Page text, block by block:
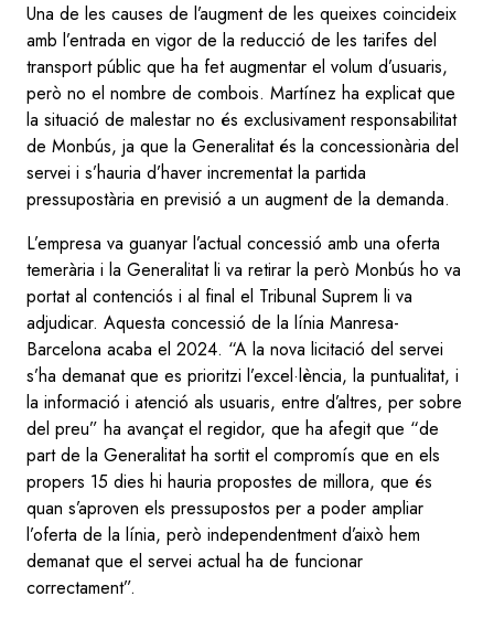
Una de les causes de l’augment de les queixes coincideix
amb l’entrada en vigor de la reducció de les tarifes del
transport públic que ha fet augmentar el volum d’usuaris,
però no el nombre de combois. Martínez ha explicat que
la situació de malestar no és exclusivament responsabilitat
de Monbús, ja que la Generalitat és la concessionària del
servei i s’hauria d’haver incrementat la partida
pressupostària en previsió a un augment de la demanda.
L’empresa va guanyar l’actual concessió amb una oferta
temerària i la Generalitat li va retirar la però Monbús ho va
portat al contenciós i al final el Tribunal Suprem li va
adjudicar. Aquesta concessió de la línia Manresa-
Barcelona acaba el 2024. “A la nova licitació del servei
s’ha demanat que es prioritzi l’excel·lència, la puntualitat, i
la informació i atenció als usuaris, entre d’altres, per sobre
del preu” ha avançat el regidor, que ha afegit que “de
part de la Generalitat ha sortit el compromís que en els
propers 15 dies hi hauria propostes de millora, que és
quan s’aproven els pressupostos per a poder ampliar
l’oferta de la línia, però independentment d’això hem
demanat que el servei actual ha de funcionar
correctament”.